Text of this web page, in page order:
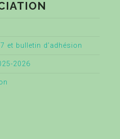
et bulletin d’adhésion
2026